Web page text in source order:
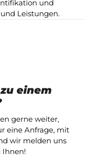
und
Leistungen.
einem
gerne weiter,
eine Anfrage, mit
wir melden uns
Ihnen!